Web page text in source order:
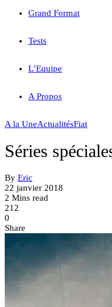
Grand Format
Tests
L’Equipe
A Propos
A la UneActualitésFiat
Séries
By Eric
22 janvier 2018
2 Mins read
212
0
Share